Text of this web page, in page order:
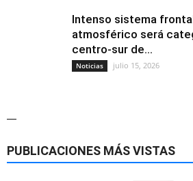
Intenso sistema
atmosférico será
centro-sur de...
Noticias julio 15, 2026
—
PUBLICACIONES MÁS VISTAS